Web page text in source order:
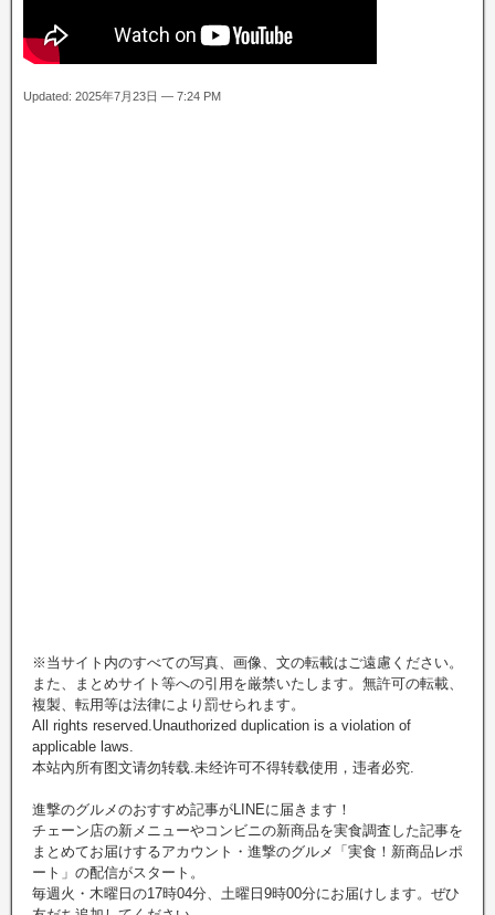
Updated: 2025年7月23日 — 7:24 PM
※当サイト内のすべての写真、画像、文の転載はご遠慮ください。
また、まとめサイト等への引用を厳禁いたします。無許可の転載、
複製、転用等は法律により罰せられます。
All rights reserved.Unauthorized duplication is a violation of
applicable laws.
本站內所有图文请勿转载.未经许可不得转载使用，违者必究.
進撃のグルメのおすすめ記事がLINEに届きます！
チェーン店の新メニューやコンビニの新商品を実食調査した記事を
まとめてお届けするアカウント・進撃のグルメ「実食！新商品レポ
ート」の配信がスタート。
毎週火・木曜日の17時04分、土曜日9時00分にお届けします。ぜひ